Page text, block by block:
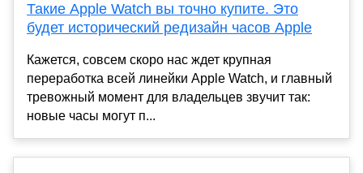
Такие Apple Watch вы точно купите. Это
будет исторический редизайн часов Apple
Кажется, совсем скоро нас ждет крупная
переработка всей линейки Apple Watch, и главный
тревожный момент для владельцев звучит так:
новые часы могут п...